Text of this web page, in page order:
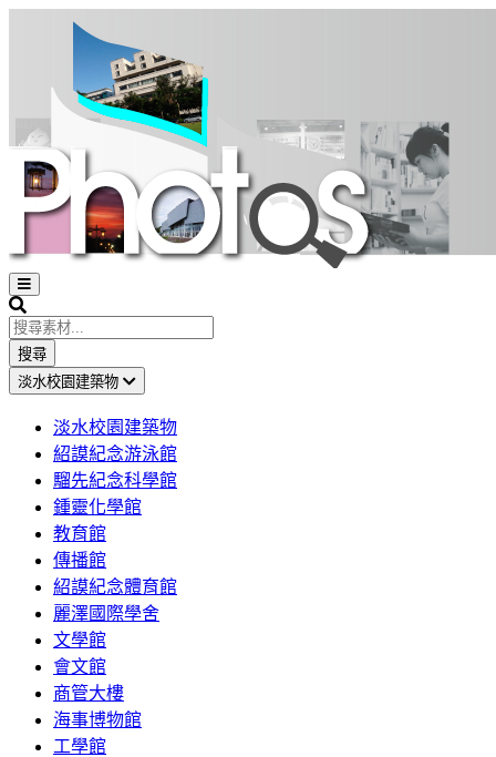
Open
sidebar
Search
搜尋
淡水校園建築物
淡水校園建築物
紹謨紀念游泳館
騮先紀念科學館
鍾靈化學館
教育館
傳播館
紹謨紀念體育館
麗澤國際學舍
文學館
會文館
商管大樓
海事博物館
工學館